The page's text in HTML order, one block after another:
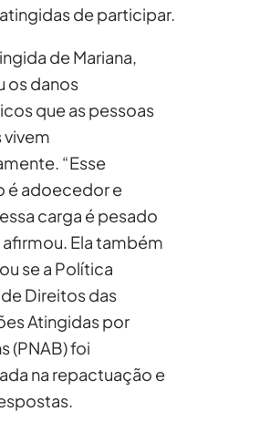
de participar.
de Mariana,
os danos
que as pessoas
vivem
“Esse
é adoecedor e
carga é pesado
afirmou. Ela também
se a Política
Direitos das
Atingidas por
(PNAB) foi
na repactuação e